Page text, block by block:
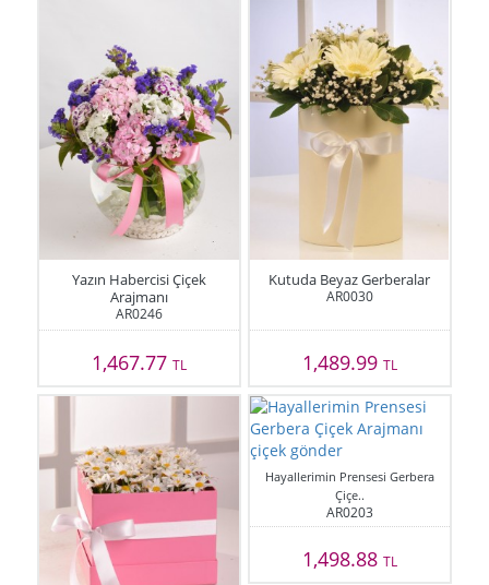
Yazın Habercisi Çiçek
Arajmanı
AR0246
1,467.77TL
Kutuda Beyaz Gerberalar
AR0030
1,489.99 TL
Hayallerimin Prensesi Gerbera
Çiçe..
AR0203
1,498.88 TL